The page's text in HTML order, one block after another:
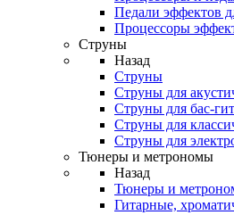
Педали эффектов
Процессоры
Струны
Назад
Струны
Струны для
Струны для бас-
Струны для
Струны для
Тюнеры и метрономы
Назад
Тюнеры и
Гитарные,